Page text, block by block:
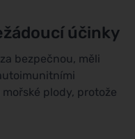
účinky
bezpečnou, měli
plody, protože